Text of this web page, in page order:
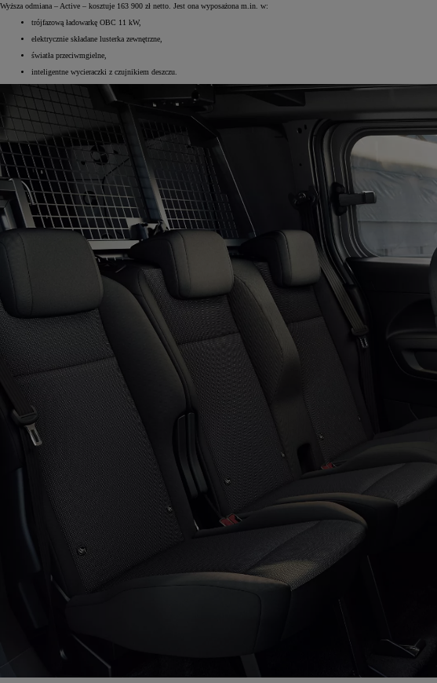
Od 105 300 zł
Corolla Hatchback
HYBRID
Wyższa odmiana – Active – kosztuje 163 900 zł netto. Jest ona wyposażona m.in. w:
trójfazową ładowarkę OBC 11 kW,
elektrycznie składane lusterka zewnętrzne,
światła przeciwmgielne,
inteligentne wycieraczki z czujnikiem deszczu.